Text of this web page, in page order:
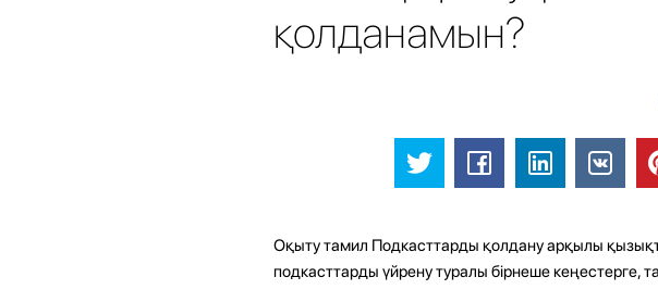
қолданамын?
Оқыту тамил Подкасттарды қолдану арқылы
подкасттарды үйрену туралы бірнеше кеңестерге,